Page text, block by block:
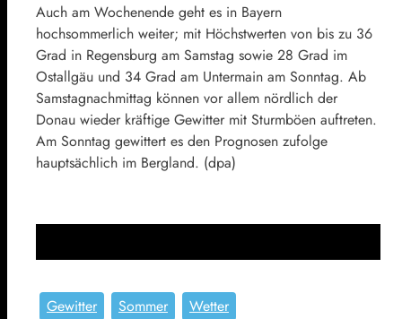
Auch am Wochenende geht es in Bayern
hochsommerlich weiter; mit Höchstwerten von bis zu 36
Grad in Regensburg am Samstag sowie 28 Grad im
Ostallgäu und 34 Grad am Untermain am Sonntag. Ab
Samstagnachmittag können vor allem nördlich der
Donau wieder kräftige Gewitter mit Sturmböen auftreten.
Am Sonntag gewittert es den Prognosen zufolge
hauptsächlich im Bergland. (dpa)
Gewitter Sommer Wetter